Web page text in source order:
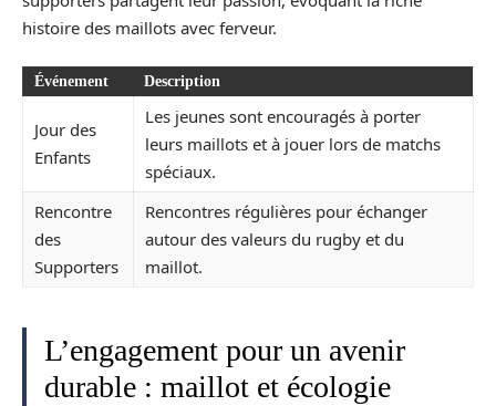
histoire des maillots avec ferveur.
Événement Description
Jour des
Enfants
Les jeunes sont encouragés à porter
leurs maillots et à jouer lors de matchs
spéciaux.
Rencontre
des
Supporters
Rencontres régulières pour échanger
autour des valeurs du rugby et du
maillot.
L’engagement pour un avenir
durable : maillot et écologie